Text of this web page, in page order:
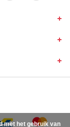
met het gebruik van